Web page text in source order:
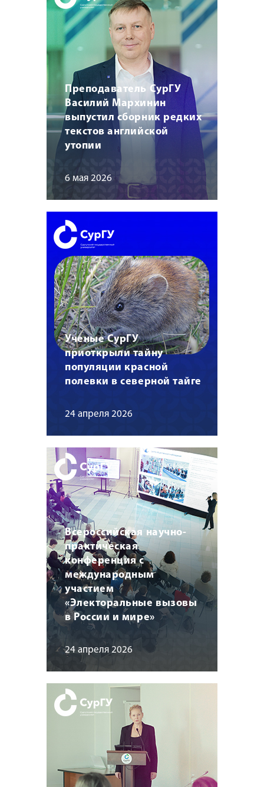
Преподаватель СурГУ
Василий Мархинин
выпустил сборник редких
текстов английской
утопии
6 мая 2026
Ученые СурГУ
приоткрыли тайну
популяции красной
полевки в северной тайге
24 апреля 2026
Всероссийская научно-
практическая
конференция с
международным
участием
«Электоральные вызовы
в России и мире»
24 апреля 2026